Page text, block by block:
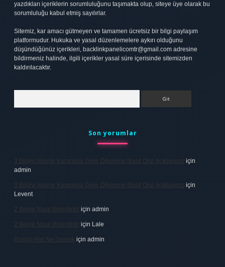
yazdıkları içeriklerin sorumluluğunu taşımakta olup, siteye üye olarak bu
sorumluluğu kabul etmiş sayılırlar.
Sitemiz, kar amacı gütmeyen ve tamamen ücretsiz bir bilgi paylaşım
platformudur. Hukuka ve yasal düzenlemelere aykırı olduğunu
düşündüğünüz içerikleri, backlinkpanelicomtr@gmail.com adresine
bildirmeniz halinde, ilgili içerikler yasal süre içerisinde sitemizden
kaldırılacaktır.
Son yorumlar
3 Bilgiyi Işleme Kuramına Göre Öğrenme Nasıl Olur Açıklayınız için
admin
3 Bilgiyi Işleme Kuramına Göre Öğrenme Nasıl Olur Açıklayınız için
Levent
2 Belge Nasıl Birleştirilir için admin
2 Belge Nasıl Birleştirilir için Lale
Baskın Alel Ne Demek için admin